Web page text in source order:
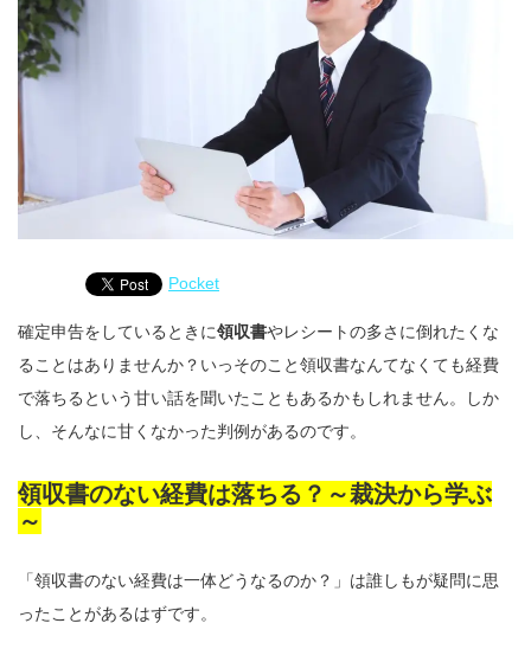
Pocket
確定申告をしているときに領収書やレシートの多さに倒れたくな
ることはありませんか？いっそのこと領収書なんてなくても経費
で落ちるという甘い話を聞いたこともあるかもしれません。しか
し、そんなに甘くなかった判例があるのです。
領収書のない経費は落ちる？～裁決から学ぶ
～
「領収書のない経費は一体どうなるのか？」は誰しもが疑問に思
ったことがあるはずです。